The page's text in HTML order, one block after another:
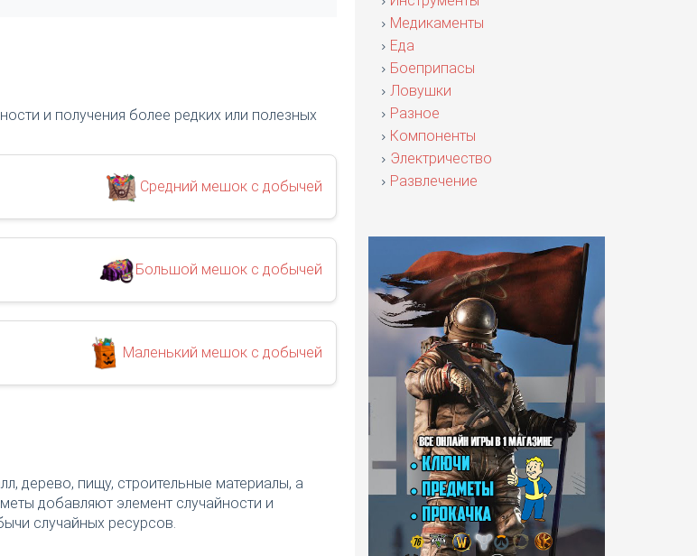
и получения более редких или полезных
Средний мешок с добычей
Большой мешок с добычей
Маленький мешок с добычей
дерево, пищу, строительные материалы, а
добавляют элемент случайности и
случайных ресурсов.
Медикаменты
Еда
Боеприпасы
Ловушки
Разное
Компоненты
Электричество
Развлечение